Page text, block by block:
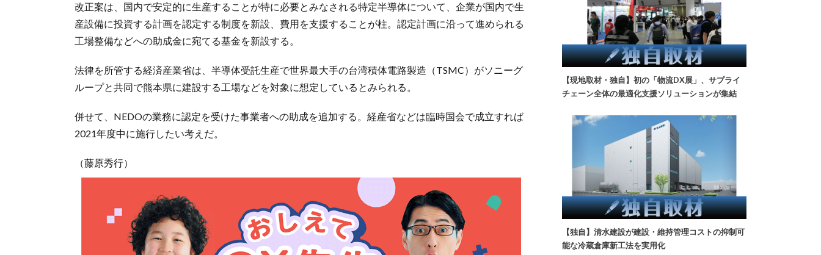
改正案は、国内で安定的に生産することが特に必要とみなされる特定半導体について、企業が国内で生
産設備に投資する計画を認定する制度を新設、費用を支援することが柱。認定計画に沿って進められる
工場整備などへの助成金に宛てる基金を新設する。
法律を所管する経済産業省は、半導体受託生産で世界最大手の台湾積体電路製造（TSMC）がソニーグ
ループと共同で熊本県に建設する工場などを対象に想定しているとみられる。
併せて、NEDOの業務に認定を受けた事業者への助成を追加する。経産省などは臨時国会で成立すれば
2021年度中に施行したい考えだ。
（藤原秀行）
【現地取材・独自】初の「物流DX展」、サプライ
チェーン全体の最適化支援ソリューションが集結
【独自】清水建設が建設・維持管理コストの抑制可
能な冷蔵倉庫新工法を実用化